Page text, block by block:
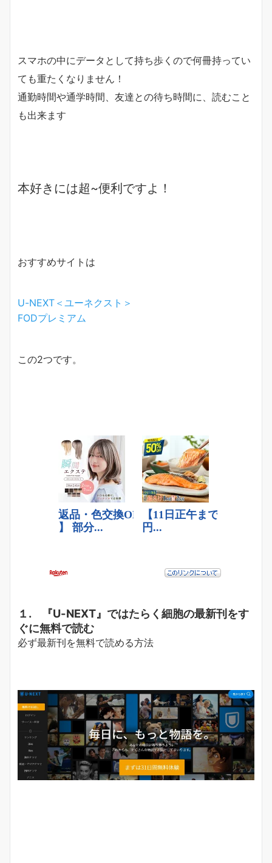
スマホの中にデータとして持ち歩くので何冊持ってい
ても重たくなりません！
通勤時間や通学時間、友達との待ち時間に、読むこと
も出来ます
本好きには超~便利ですよ！
おすすめサイトは
U-NEXT＜ユーネクスト＞
FODプレミアム
この2つです。
１. 『U-NEXT』ではたらく細胞の最新刊をす
ぐに無料で読む
必ず最新刊を無料で読める方法